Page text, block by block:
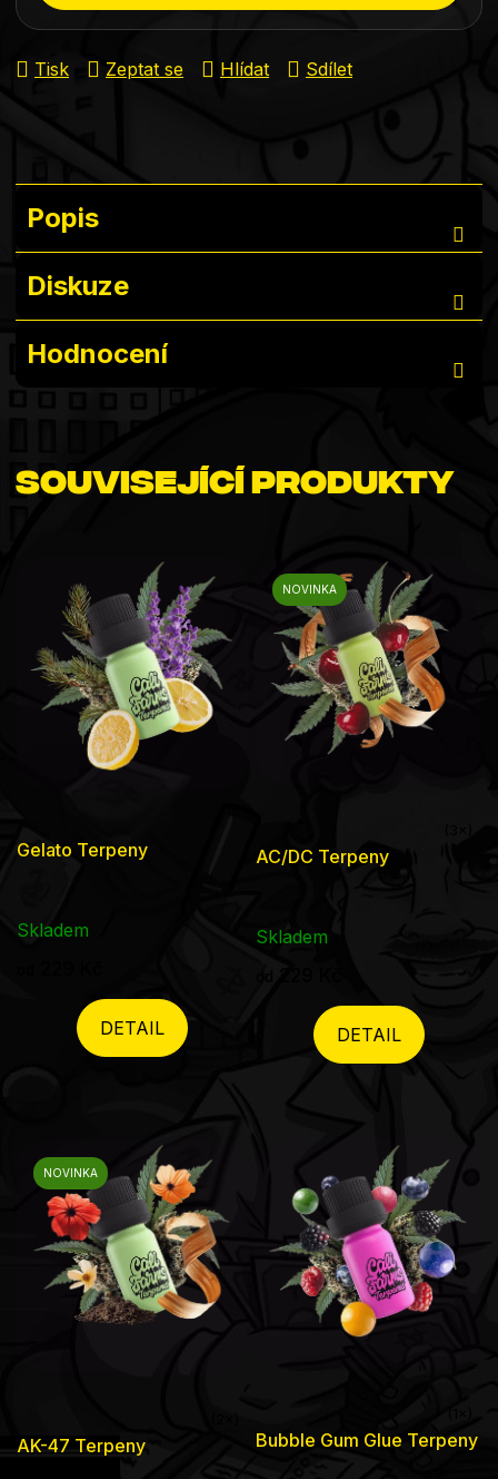
Tisk Zeptat se Hlídat Sdílet
Popis
Diskuze
Hodnocení
Související produkty
Gelato Terpeny
Skladem
DETAIL
NOVINKA
je
hvězdiček.
AC/DC Terpeny
Skladem
DETAIL
NOVINKA
hodnocení
AK-47 Terpeny Bubble Gum Glue Terpeny